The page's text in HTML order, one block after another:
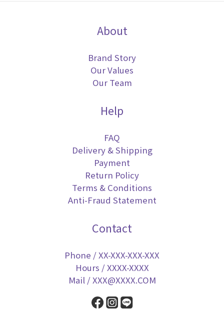
About
Brand Story
Our Values
Our Team
Help
FAQ
Delivery & Shipping
Payment
Return Policy
Terms & Conditions
Anti-Fraud Statement
Contact
Phone / XX-XXX-XXX-XXX
Hours / XXXX-XXXX
Mail / XXX@XXXX.COM